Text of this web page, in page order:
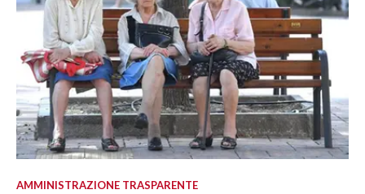
AMMINISTRAZIONE TRASPARENTE